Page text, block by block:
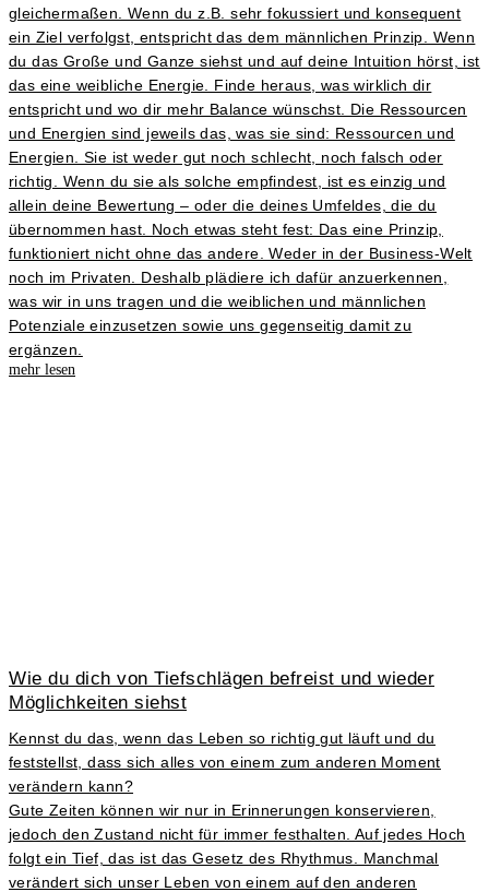
gleichermaßen. Wenn du z.B. sehr fokussiert und konsequent
ein Ziel verfolgst, entspricht das dem männlichen Prinzip. Wenn
du das Große und Ganze siehst und auf deine Intuition hörst, ist
das eine weibliche Energie. Finde heraus, was wirklich dir
entspricht und wo dir mehr Balance wünschst. Die Ressourcen
und Energien sind jeweils das, was sie sind: Ressourcen und
Energien. Sie ist weder gut noch schlecht, noch falsch oder
richtig. Wenn du sie als solche empfindest, ist es einzig und
allein deine Bewertung – oder die deines Umfeldes, die du
übernommen hast. Noch etwas steht fest: Das eine Prinzip,
funktioniert nicht ohne das andere. Weder in der Business-Welt
noch im Privaten. Deshalb plädiere ich dafür anzuerkennen,
was wir in uns tragen und die weiblichen und männlichen
Potenziale einzusetzen sowie uns gegenseitig damit zu
ergänzen.
mehr lesen
Wie du dich von Tiefschlägen befreist und wieder
Möglichkeiten siehst
Kennst du das, wenn das Leben so richtig gut läuft und du
feststellst, dass sich alles von einem zum anderen Moment
verändern kann?
Gute Zeiten können wir nur in Erinnerungen konservieren,
jedoch den Zustand nicht für immer festhalten. Auf jedes Hoch
folgt ein Tief, das ist das Gesetz des Rhythmus. Manchmal
verändert sich unser Leben von einem auf den anderen